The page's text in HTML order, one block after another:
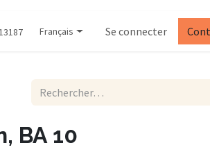
Français Se connecter
BA 10